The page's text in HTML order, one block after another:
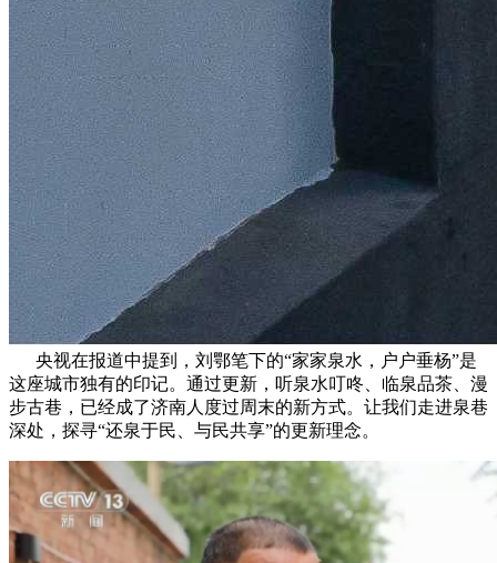
央视在报道中提到，刘鄂笔下的“家家泉水，户户垂杨”是
这座城市独有的印记。通过更新，听泉水叮咚、临泉品茶、漫
步古巷，已经成了济南人度过周末的新方式。让我们走进泉巷
深处，探寻“还泉于民、与民共享”的更新理念。